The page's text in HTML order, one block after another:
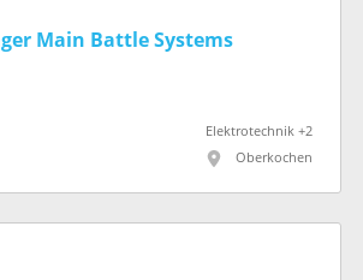
Main Battle Systems
Elektrotechnik +2
Oberkochen